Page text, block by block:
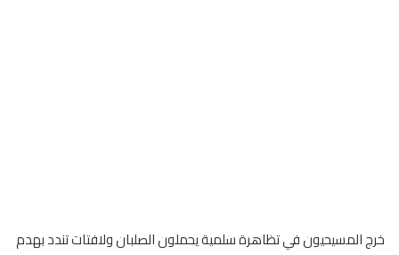
خرج المسيحيون في تظاهرة سلمية يحملون الصلبان ولافتات تندد بهدم